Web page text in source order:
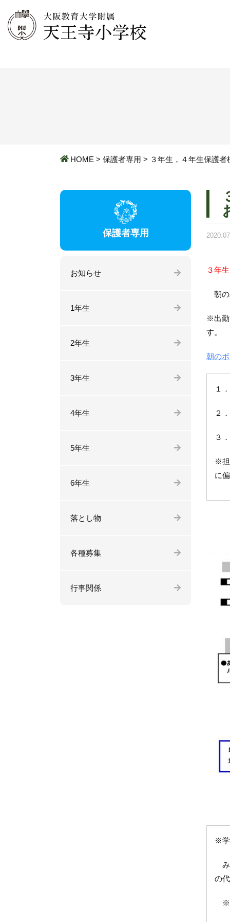
HOME > 保護者専用 > ３年生，４年生保護
３年
朝の
※出勤
す。
朝の
１
２
３
※担
に
※学
み
の
保護者専用
お知らせ
1年生
2年生
3年生
4年生
5年生
6年生
落とし物
各種募集
行事関係